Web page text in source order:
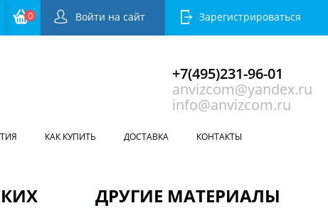
0 Войти на сайт Зарегистрироваться
КАК КУПИТЬ ДОСТАВКА КОНТАКТЫ
+7(495)231-96-01
anvizcom@yandex.ru
info@anvizcom.ru
ДРУГИЕ МАТЕРИАЛЫ